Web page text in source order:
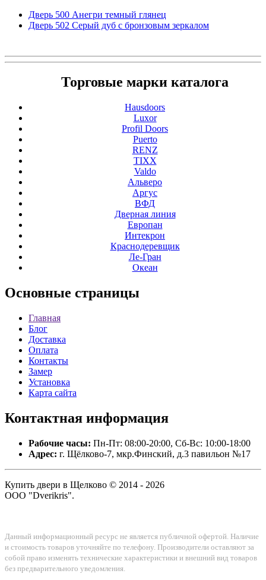
Дверь 500 Анегри темный глянец
Дверь 502 Серый дуб с бронзовым зеркалом
Торговые марки каталога
Hausdoors
Luxor
Profil Doors
Puerto
RENZ
TIXX
Valdo
Альверо
Аргус
ВФД
Дверная линия
Европан
Интекрон
Краснодеревщик
Ле-Гран
Океан
Основные страницы
Главная
Блог
Доставка
Оплата
Контакты
Замер
Установка
Карта сайта
Контактная информация
Рабочие часы: Пн-Пт: 08:00-20:00, Сб-Вс: 10:00-18:00
Адрес: г. Щёлково-7, мкр.Финский, д.3 павильон №17
Купить двери в Щелково © 2014 - 2026
ООО "Dverikris".
Данный информационный ресурс не является публичной офертой. Наличие
и стоимость товаров уточняйте по телефону. Производители оставляют за
собой право изменять технические характеристики и внешний вид товаров
без предварительного уведомления.